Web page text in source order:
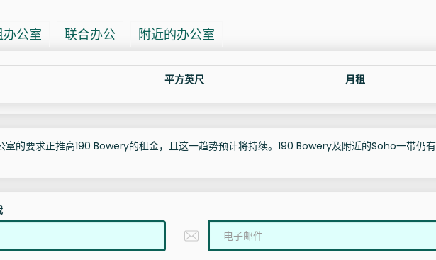
公室 联合办公 附近的办公室
平方英尺 月租
室的要求正推高190 Bowery的租金，且这一趋势预计将持续。190 Bowery及附近的Soho一带仍